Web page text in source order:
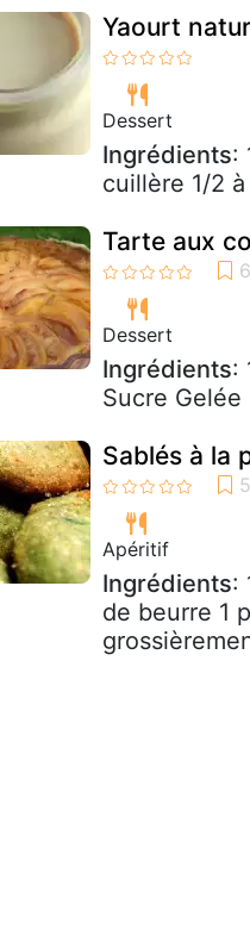
Yaourt
Dessert
Ingrédients:
cuillère 1/2
Tarte aux
Dessert
Ingrédients:
Sucre
Sablés à la
Apéritif
Ingrédients:
de beurre 1